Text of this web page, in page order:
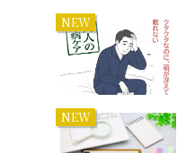
NEW
NEW